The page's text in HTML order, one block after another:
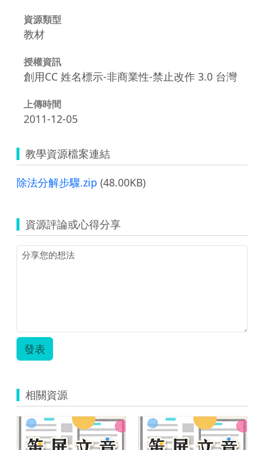
資源類型
教材
授權資訊
創用CC 姓名標示-非商業性-禁止改作 3.0 台灣
上傳時間
2011-12-05
教學資源檔案連結
除法分解步驟.zip (48.00KB)
資源評論或心得分享
發表
相關資源